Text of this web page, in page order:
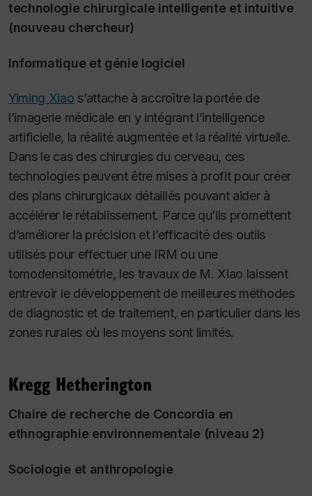
technologie chirurgicale intelligente et intuitive
(nouveau chercheur)
Informatique et génie logiciel
Yiming Xiao s’attache à accroître la portée de
l’imagerie médicale en y intégrant l’intelligence
artificielle, la réalité augmentée et la réalité virtuelle.
Dans le cas des chirurgies du cerveau, ces
technologies peuvent être mises à profit pour créer
des plans chirurgicaux détaillés pouvant aider à
accélérer le rétablissement. Parce qu’ils promettent
d’améliorer la précision et l’efficacité des outils
utilisés pour effectuer une IRM ou une
tomodensitométrie, les travaux de M. Xiao laissent
entrevoir le développement de meilleures méthodes
de diagnostic et de traitement, en particulier dans les
zones rurales où les moyens sont limités.
Kregg Hetherington
Chaire de recherche de Concordia en
ethnographie environnementale (niveau 2)
Sociologie et anthropologie